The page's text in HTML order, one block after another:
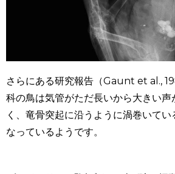
さらにある研究報告（Gaunt et al.,
科の鳥は気管がただ長いから大きい声
く、竜骨突起に沿うように渦巻いて
なっているようです。